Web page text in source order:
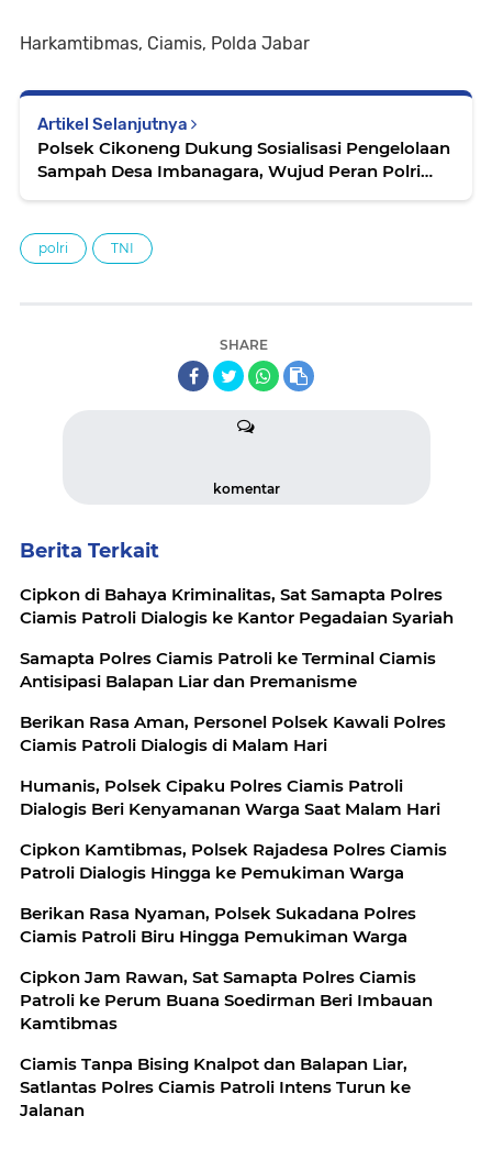
Harkamtibmas, Ciamis, Polda Jabar
Artikel Selanjutnya
Polsek Cikoneng Dukung Sosialisasi Pengelolaan
Sampah Desa Imbanagara, Wujud Peran Polri
polri TNI
SHARE
komentar
Berita Terkait
Cipkon di Bahaya Kriminalitas, Sat Samapta Polres
Ciamis Patroli Dialogis ke Kantor Pegadaian Syariah
Samapta Polres Ciamis Patroli ke Terminal Ciamis
Antisipasi Balapan Liar dan Premanisme
Berikan Rasa Aman, Personel Polsek Kawali Polres
Ciamis Patroli Dialogis di Malam Hari
Humanis, Polsek Cipaku Polres Ciamis Patroli
Dialogis Beri Kenyamanan Warga Saat Malam Hari
Cipkon Kamtibmas, Polsek Rajadesa Polres Ciamis
Patroli Dialogis Hingga ke Pemukiman Warga
Berikan Rasa Nyaman, Polsek Sukadana Polres
Ciamis Patroli Biru Hingga Pemukiman Warga
Cipkon Jam Rawan, Sat Samapta Polres Ciamis
Patroli ke Perum Buana Soedirman Beri Imbauan
Kamtibmas
Ciamis Tanpa Bising Knalpot dan Balapan Liar,
Satlantas Polres Ciamis Patroli Intens Turun ke
Jalanan